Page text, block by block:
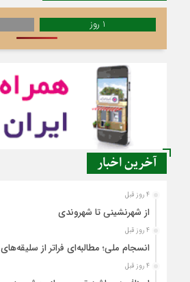
1 روز
آخرین اخبار
4 روز قبل
از شهرنشینی تا شهروندی
4 روز قبل
انسجام ملی؛ مطالبه‌ای فراتر از
4 روز قبل